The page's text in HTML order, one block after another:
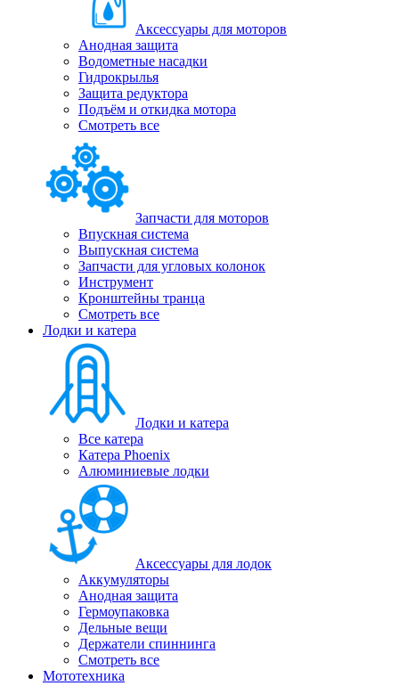
Аксессуары для моторов
Анодная защита
Водометные насадки
Гидрокрылья
Защита редуктора
Подъём и откидка мотора
Смотреть все
Запчасти для моторов
Впускная система
Выпускная система
Запчасти для угловых колонок
Инструмент
Кронштейны транца
Смотреть все
Лодки и катера
Лодки и катера
Все катера
Катера Phoenix
Алюминиевые лодки
Аксессуары для лодок
Аккумуляторы
Анодная защита
Гермоупаковка
Дельные вещи
Держатели спиннинга
Смотреть все
Мототехника